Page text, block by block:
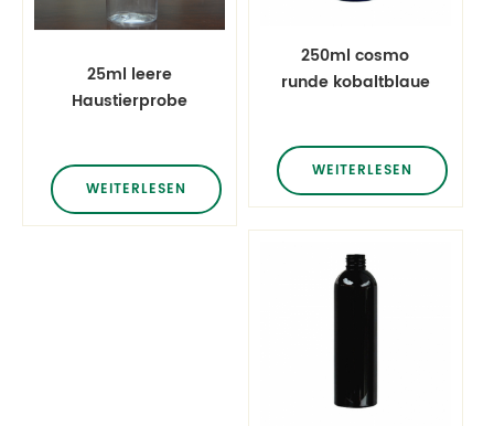
25ml leere
Haustierprobe
Shampooflasche
WEITERLESEN
250ml cosmo
runde kobaltblaue
WEITERLESEN